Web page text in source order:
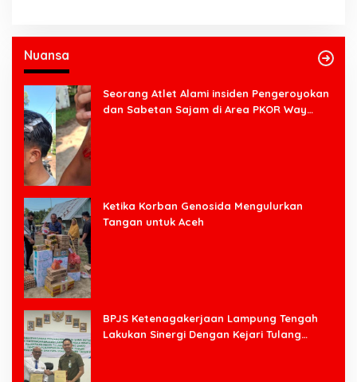
Nuansa
Seorang Atlet Alami insiden Pengeroyokan
dan Sabetan Sajam di Area PKOR Way
Ketika Korban Genosida Mengulurkan
Tangan untuk Aceh
BPJS Ketenagakerjaan Lampung Tengah
Lakukan Sinergi Dengan Kejari Tulang